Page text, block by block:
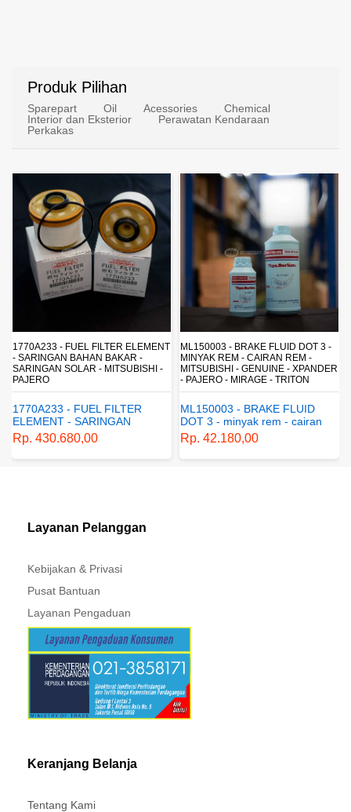
Produk Pilihan
Sparepart Oil Acessories
Chemical
Interior dan Eksterior
Perawatan Kendaraan
Perkakas
1770A233 - FUEL FILTER ELEMENT
- SARINGAN BAHAN BAKAR -
SARINGAN SOLAR - MITSUBISHI -
PAJERO
1770A233 - FUEL FILTER
ELEMENT - SARINGAN
BAHAN BAKAR - SARINGAN
SOLAR - MITSUBISHI -
PAJERO
Rp. 430.680,00
ML150003 - BRAKE FLUID DOT 3 -
MINYAK REM - CAIRAN REM -
MITSUBISHI - GENUINE - XPANDER
- PAJERO - MIRAGE - TRITON
ML150003 - BRAKE FLUID
DOT 3 - minyak rem - cairan
rem - mitsubishi - genuine -
xpander - pajero - mirage -
triton
Rp. 42.180,00
Layanan Pelanggan
Kebijakan & Privasi
Pusat Bantuan
Layanan Pengaduan
Keranjang Belanja
Tentang Kami